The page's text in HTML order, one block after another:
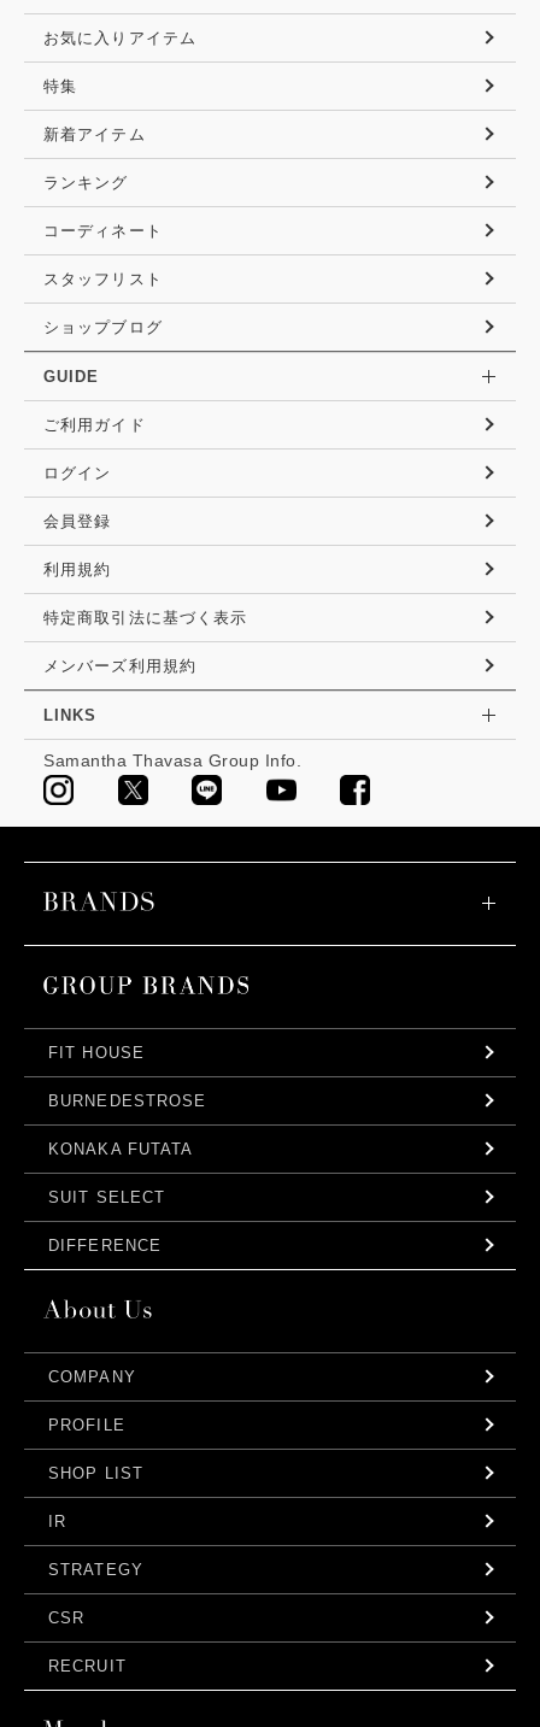
お気に入りアイテム
特集
新着アイテム
ランキング
コーディネート
スタッフリスト
ショップブログ
GUIDE
ご利用ガイド
ログイン
会員登録
利用規約
特定商取引法に基づく表示
メンバーズ利用規約
LINKS
Samantha Thavasa Group Info.
FIT HOUSE
BURNEDESTROSE
KONAKA FUTATA
SUIT SELECT
DIFFERENCE
COMPANY
PROFILE
SHOP LIST
IR
STRATEGY
CSR
RECRUIT